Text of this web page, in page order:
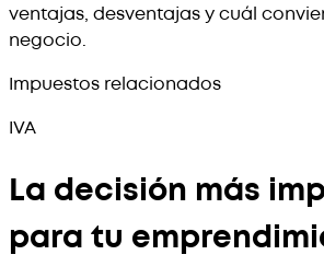
ventajas, desventajas y cuál
negocio.
Impuestos relacionados
IVA
La decisión más
para tu